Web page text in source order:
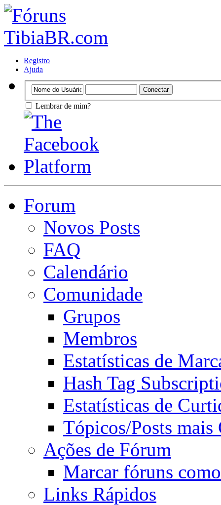
Registro
Ajuda
Lembrar de mim?
Forum
Novos Posts
FAQ
Calendário
Comunidade
Grupos
Membros
Estatísticas de
Hash Tag
Estatísticas de
Tópicos/Posts mais
Ações de Fórum
Marcar fóruns
Links Rápidos